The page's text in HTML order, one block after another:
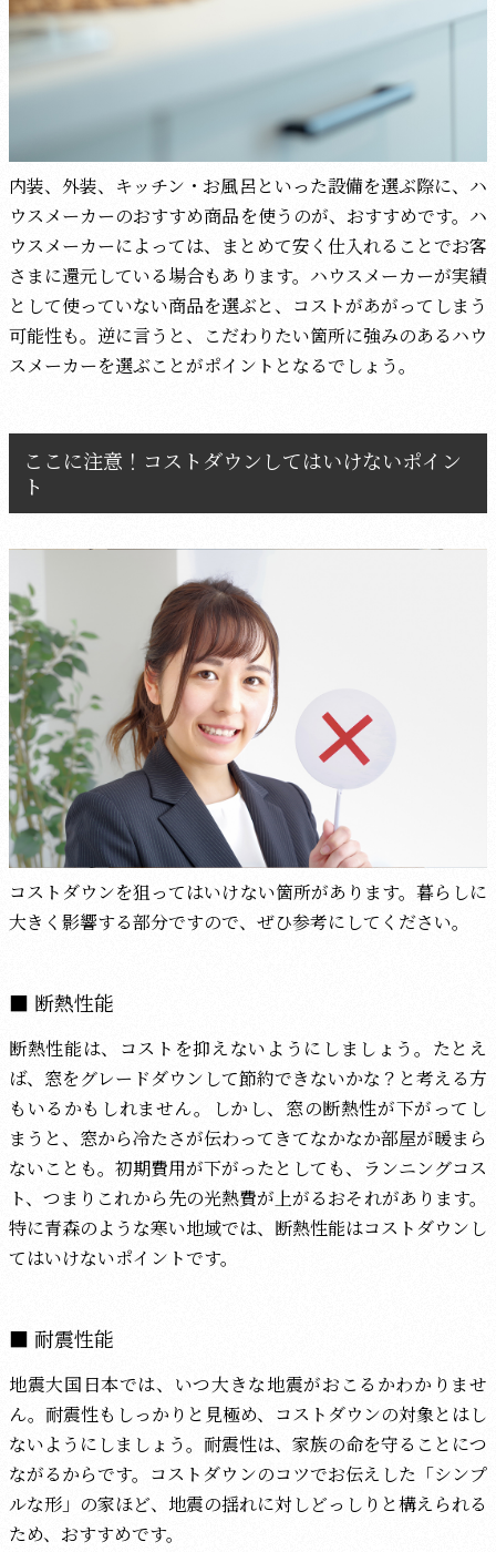
内装、外装、キッチン・お風呂といった設備を選ぶ際に、ハ
ウスメーカーのおすすめ商品を使うのが、おすすめです。ハ
ウスメーカーによっては、まとめて安く仕入れることでお客
さまに還元している場合もあります。ハウスメーカーが実績
として使っていない商品を選ぶと、コストがあがってしまう
可能性も。逆に言うと、こだわりたい箇所に強みのあるハウ
スメーカーを選ぶことがポイントとなるでしょう。
ここに注意！コストダウンしてはいけないポイン
ト
コストダウンを狙ってはいけない箇所があります。暮らしに
大きく影響する部分ですので、ぜひ参考にしてください。
断熱性能
断熱性能は、コストを抑えないようにしましょう。たとえ
ば、窓をグレードダウンして節約できないかな？と考える方
もいるかもしれません。しかし、窓の断熱性が下がってし
まうと、窓から冷たさが伝わってきてなかなか部屋が暖まら
ないことも。初期費用が下がったとしても、ランニングコス
ト、つまりこれから先の光熱費が上がるおそれがあります。
特に青森のような寒い地域では、断熱性能はコストダウンし
てはいけないポイントです。
耐震性能
地震大国日本では、いつ大きな地震がおこるかわかりませ
ん。耐震性もしっかりと見極め、コストダウンの対象とはし
ないようにしましょう。耐震性は、家族の命を守ることにつ
ながるからです。コストダウンのコツでお伝えした「シンプ
ルな形」の家ほど、地震の揺れに対しどっしりと構えられる
ため、おすすめです。